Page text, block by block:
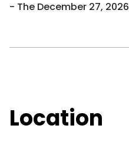
The December 27, 2026
Location